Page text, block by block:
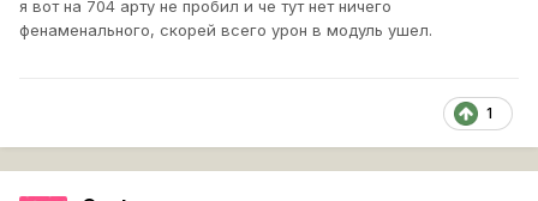
я вот на 704 арту не пробил и че тут нет ничего
фенаменального, скорей всего урон в модуль ушел.
1